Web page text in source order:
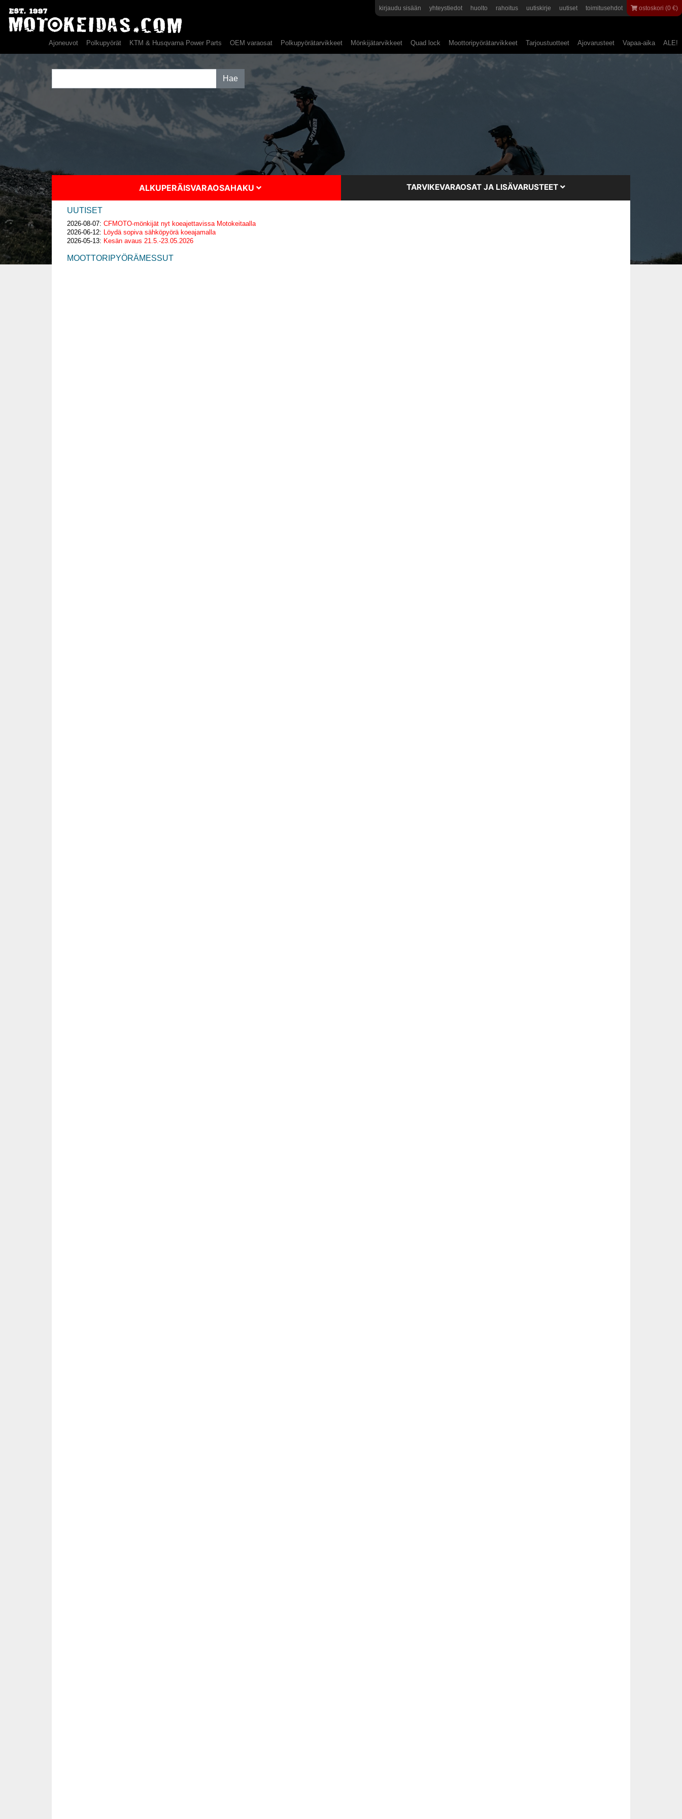
kirjaudu sisään yhteystiedot huolto rahoitus uutiskirje uutiset toimitusehdot ostoskori (0 €)
Ajoneuvot Polkupyörät KTM & Husqvarna Power Parts OEM varaosat Polkupyörätarvikkeet Mönkijätarvikkeet Quad lock Moottoripyörätarvikkeet Tarjoustuotteet Ajovarusteet Vapaa-aika ALE!
ALKUPERÄISVARAOSAHAKU TARVIKEVARAOSAT JA LISÄVARUSTEET
UUTISET
2026-08-07: CFMOTO-mönkijät nyt koeajettavissa Motokeitaalla
2026-06-12:
Löydä sopiva sähköpyörä koeajamalla
2026-05-13: Kesän avaus 21.5.-23.05.2026
MOOTTORIPYÖRÄMESSUT